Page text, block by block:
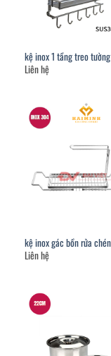
kệ inox 1 tầng treo
Liên hệ
kệ inox gác bồn rửa chén
Liên hệ